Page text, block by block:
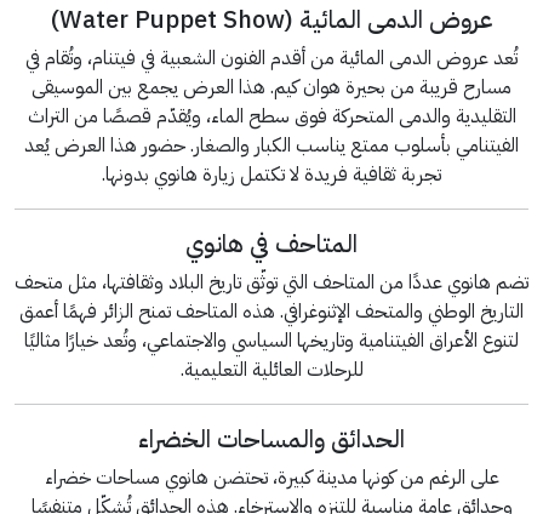
عروض الدمى المائية (Water Puppet Show)
تُعد عروض الدمى المائية من أقدم الفنون الشعبية في فيتنام، وتُقام في
مسارح قريبة من بحيرة هوان كيم. هذا العرض يجمع بين الموسيقى
التقليدية والدمى المتحركة فوق سطح الماء، ويُقدّم قصصًا من التراث
الفيتنامي بأسلوب ممتع يناسب الكبار والصغار. حضور هذا العرض يُعد
تجربة ثقافية فريدة لا تكتمل زيارة هانوي بدونها.
المتاحف في هانوي
تضم هانوي عددًا من المتاحف التي توثّق تاريخ البلاد وثقافتها، مثل متحف
التاريخ الوطني والمتحف الإثنوغرافي. هذه المتاحف تمنح الزائر فهمًا أعمق
لتنوع الأعراق الفيتنامية وتاريخها السياسي والاجتماعي، وتُعد خيارًا مثاليًا
للرحلات العائلية التعليمية.
الحدائق والمساحات الخضراء
على الرغم من كونها مدينة كبيرة، تحتضن هانوي مساحات خضراء
وحدائق عامة مناسبة للتنزه والاسترخاء. هذه الحدائق تُشكّل متنفسًا